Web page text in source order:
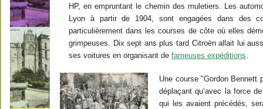
HP, en empruntant le chemin des muletiers. Les
Lyon à partir de 1904, sont engagées dans des
particulièrement dans les courses de côte où elles
grimpeuses. Dix sept ans plus tard Citroën allait lui
ses voitures en organisant de fameuses expéditions
Une course "Gordon
déplaçant qu’avec la force
qui les avaient précédés,